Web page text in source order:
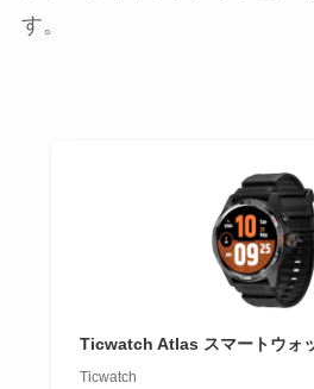
す。
Ticwatch Atlas スマートウォ
Ticwatch